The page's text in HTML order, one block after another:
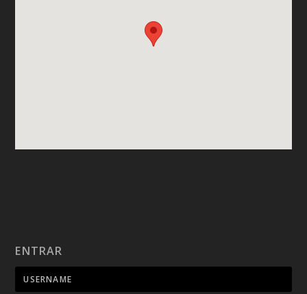
ENTRAR